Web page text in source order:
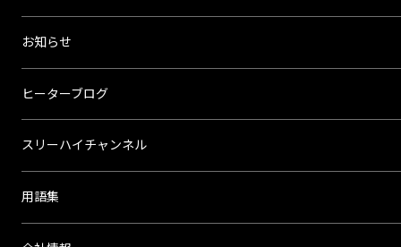
お知らせ
ヒーターブログ
スリーハイチャンネル
用語集